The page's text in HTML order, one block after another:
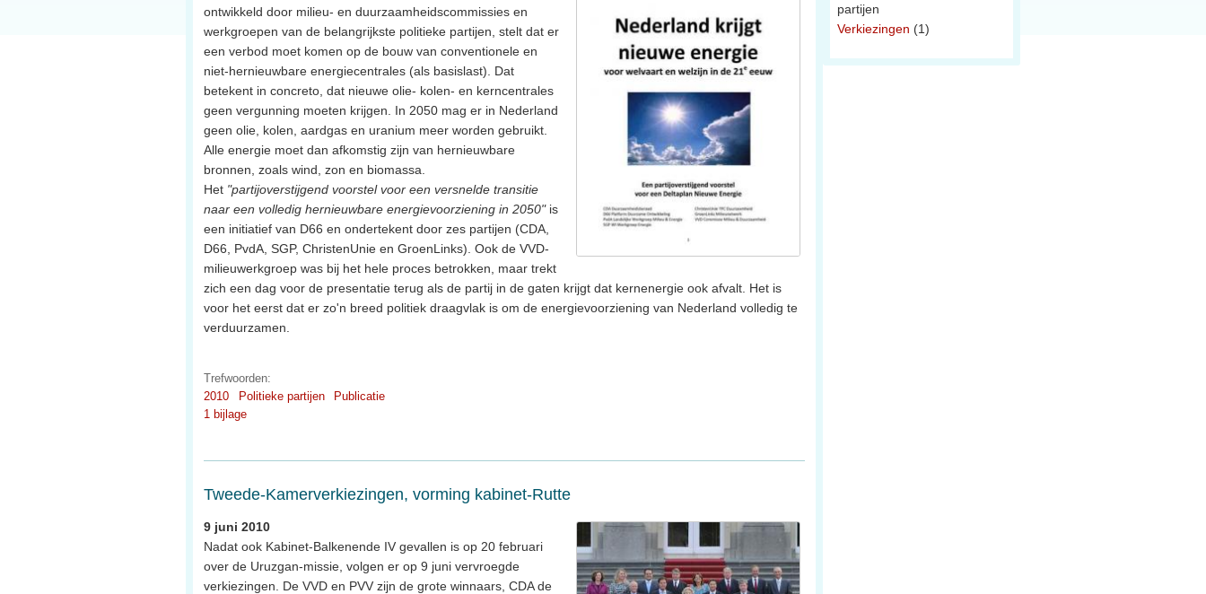
ontwikkeld door milieu- en duurzaamheidscommissies en
werkgroepen van de belangrijkste politieke partijen, stelt dat er
een verbod moet komen op de bouw van conventionele en
niet-hernieuwbare energiecentrales (als basislast). Dat
betekent in concreto, dat nieuwe olie- kolen- en kerncentrales
geen vergunning moeten krijgen. In 2050 mag er in Nederland
geen olie, kolen, aardgas en uranium meer worden gebruikt.
Alle energie moet dan afkomstig zijn van hernieuwbare
bronnen, zoals wind, zon en biomassa.
Het "partijoverstijgend voorstel voor een versnelde transitie
naar een volledig hernieuwbare energievoorziening in 2050"is
een initiatief van D66 en ondertekent door zes partijen (CDA,
D66, PvdA, SGP, ChristenUnie en GroenLinks). Ook de VVD-
milieuwerkgroep was bij het hele proces betrokken, maar trekt
zich een dag voor de presentatie terug als de partij in de gaten krijgt dat kernenergie ook afvalt. Het is
voor het eerst dat er zo'n breed politiek draagvlak is om de energievoorziening van Nederland volledig te
verduurzamen.
Trefwoorden:
2010
Politieke partijen
Publicatie
1 bijlage
Tweede-Kamerverkiezingen, vorming kabinet-Rutte
9 juni 2010
Nadat ook Kabinet-Balkenende IV gevallen is op 20 februari
over de Uruzgan-missie, volgen er op 9 juni vervroegde
verkiezingen. De VVD en PVV zijn de grote winnaars, CDA de
partijen
Verkiezingen (1)